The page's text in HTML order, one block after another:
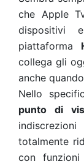
che Apple
dispositivi
piattaforma
collega gli
anche
Nello
punto di
totalmente
con